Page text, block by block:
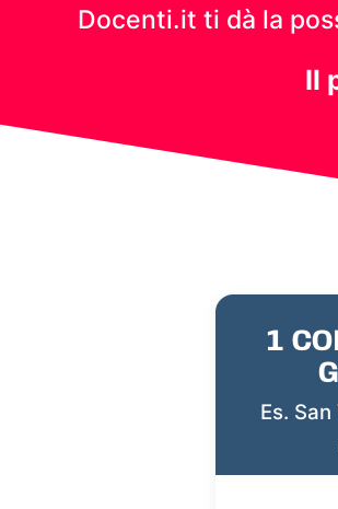
Docenti.it ti dà la
Il
1
Es.